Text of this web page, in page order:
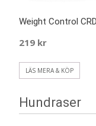
Weight Control
219 kr
LÄS MERA & KÖP
Hundraser